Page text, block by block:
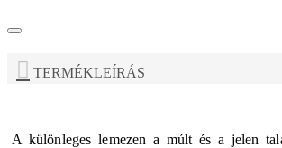
TERMÉKLEÍRÁS
A különleges lemezen a múlt és a jelen